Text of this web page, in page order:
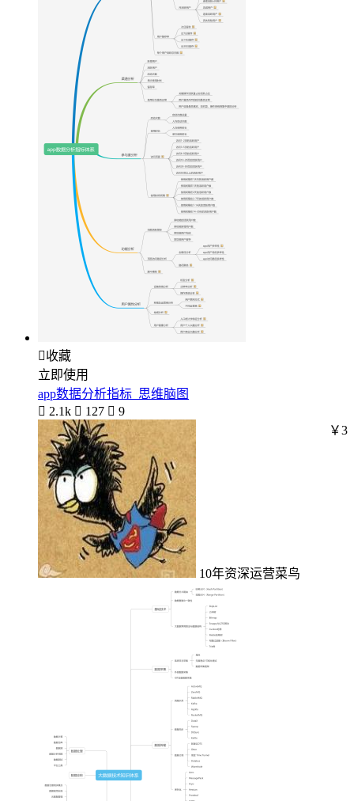
收藏
立即使用
app数据分析指标_思维脑图
 2.1k  127  9
10年资深运营菜鸟
￥3